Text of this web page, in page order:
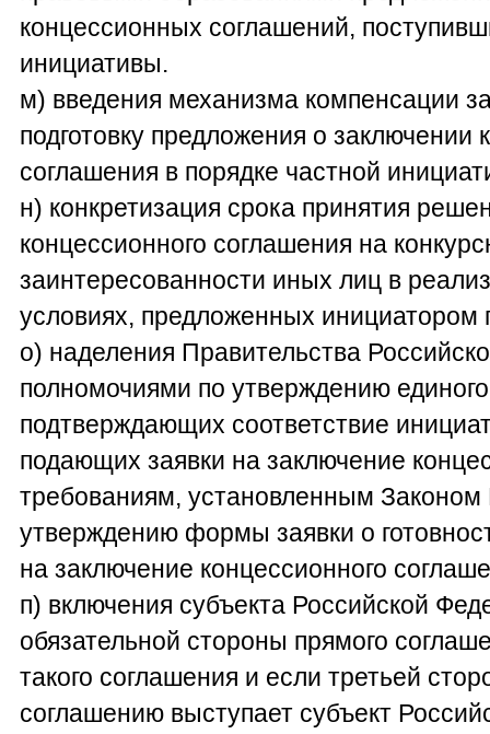
концессионных соглашений,
инициативы.
м) введения механизма компенсации
подготовку предложения о заключении
соглашения в порядке частной
н) конкретизация срока принятия
концессионного соглашения на
заинтересованности иных лиц в
условиях, предложенных инициатором
о) наделения Правительства
полномочиями по утверждению
подтверждающих соответствие
подающих заявки на заключение
требованиям, установленным Законом
утверждению формы заявки о
на заключение концессионного
п) включения субъекта Российской
обязательной стороны прямого
такого соглашения и если третьей
соглашению выступает субъект